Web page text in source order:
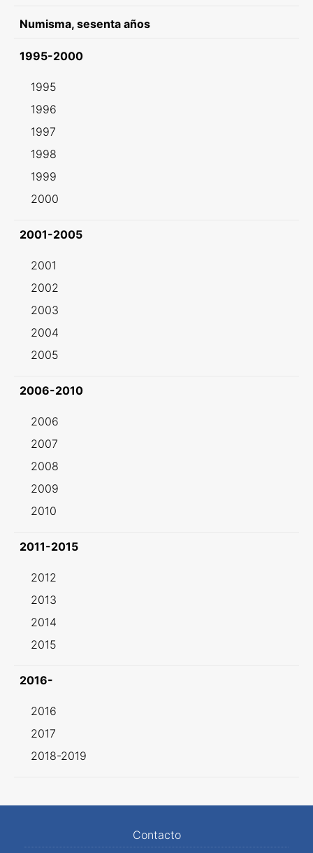
Numisma, sesenta años
1995-2000
1995
1996
1997
1998
1999
2000
2001-2005
2001
2002
2003
2004
2005
2006-2010
2006
2007
2008
2009
2010
2011-2015
2012
2013
2014
2015
2016-
2016
2017
2018-2019
Contacto